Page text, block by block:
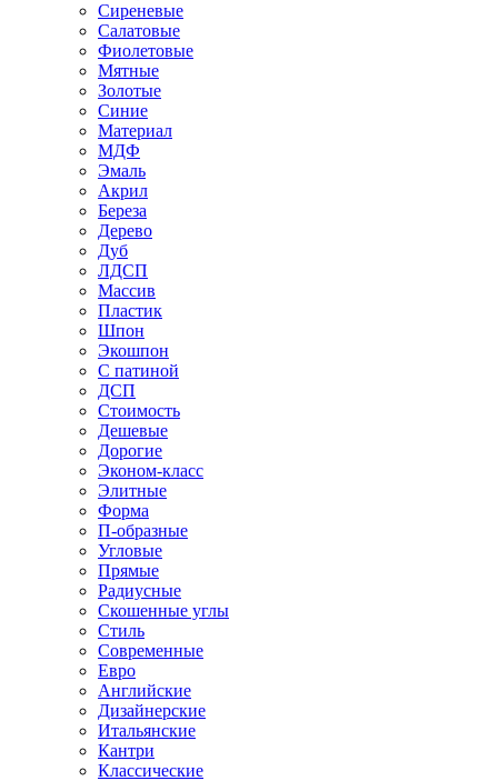
Сиреневые
Салатовые
Фиолетовые
Мятные
Золотые
Синие
Материал
МДФ
Эмаль
Акрил
Береза
Дерево
Дуб
ЛДСП
Массив
Пластик
Шпон
Экошпон
С патиной
ДСП
Стоимость
Дешевые
Дорогие
Эконом-класс
Элитные
Форма
П-образные
Угловые
Прямые
Радиусные
Скошенные углы
Стиль
Современные
Евро
Английские
Дизайнерские
Итальянские
Кантри
Классические